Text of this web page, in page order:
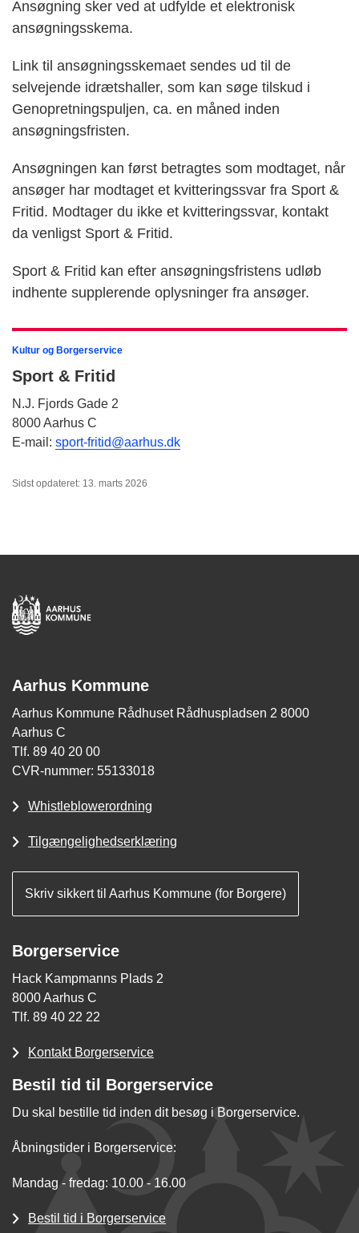
Ansøgning sker ved at udfylde et elektronisk
ansøgningsskema.
Link til ansøgningsskemaet sendes ud til de
selvejende idrætshaller, som kan søge tilskud i
Genopretningspuljen, ca. en måned inden
ansøgningsfristen.
Ansøgningen kan først betragtes som modtaget, når
ansøger har modtaget et kvitteringssvar fra Sport &
Fritid. Modtager du ikke et kvitteringssvar, kontakt
da venligst Sport & Fritid.
Sport & Fritid kan efter ansøgningsfristens udløb
indhente supplerende oplysninger fra ansøger.
Kultur og Borgerservice
Sport & Fritid
N.J. Fjords Gade 2
8000 Aarhus C
E-mail: sport-fritid@aarhus.dk
Sidst opdateret: 13. marts 2026
Aarhus Kommune
Aarhus Kommune Rådhuset Rådhuspladsen 2 8000
Aarhus C
Tlf. 89 40 20 00
CVR-nummer: 55133018
Whistleblowerordning
Tilgængelighedserklæring
Skriv sikkert til Aarhus Kommune (for Borgere)
Borgerservice
Hack Kampmanns Plads 2
8000 Aarhus C
Tlf. 89 40 22 22
Kontakt Borgerservice
Bestil tid til Borgerservice
Du skal bestille tid inden dit besøg i Borgerservice.
Åbningstider i Borgerservice:
Mandag - fredag: 10.00 - 16.00
Bestil tid i Borgerservice